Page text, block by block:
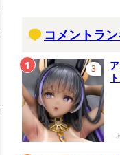
コメントラ
3
1